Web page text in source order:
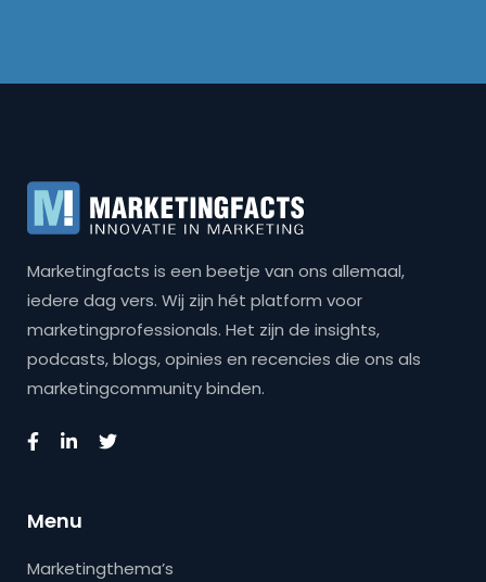
Marketingfacts is een beetje van ons allemaal,
iedere dag vers. Wij zijn hét platform voor
marketingprofessionals. Het zijn de insights,
podcasts, blogs, opinies en recencies die ons als
marketingcommunity binden.
Menu
Marketingthema’s